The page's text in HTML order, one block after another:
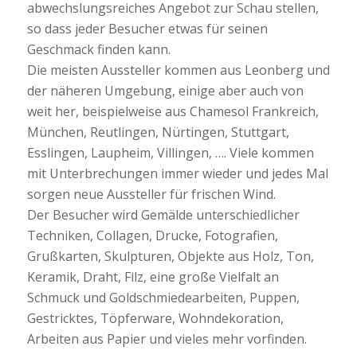
abwechslungsreiches Angebot zur Schau stellen,
so dass jeder Besucher etwas für seinen
Geschmack finden kann.
Die meisten Aussteller kommen aus Leonberg und
der näheren Umgebung, einige aber auch von
weit her, beispielweise aus Chamesol Frankreich,
München, Reutlingen, Nürtingen, Stuttgart,
Esslingen, Laupheim, Villingen, …. Viele kommen
mit Unterbrechungen immer wieder und jedes Mal
sorgen neue Aussteller für frischen Wind.
Der Besucher wird Gemälde unterschiedlicher
Techniken, Collagen, Drucke, Fotografien,
Grußkarten, Skulpturen, Objekte aus Holz, Ton,
Keramik, Draht, Filz, eine große Vielfalt an
Schmuck und Goldschmiedearbeiten, Puppen,
Gestricktes, Töpferware, Wohndekoration,
Arbeiten aus Papier und vieles mehr vorfinden.